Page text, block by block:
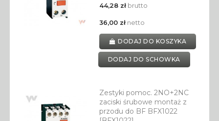
44,28 złbrutto
36,00 złnetto
DODAJ DO KOSZYKA
DODAJ DO SCHOWKA
Zestyki pomoc. 2NO+2NC
zaciski śrubowe montaż z
przodu do BF BFX1022